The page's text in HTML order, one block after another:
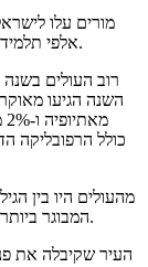
אלפי תלמידים; מתוך אותם מורים, 413 מהם היו מורים לאנגלית.
כולל הרפובליקה
המבוגר ביותר היה בן 101 מצרפת ואחריה גבר בן 100 מאוקראינה.